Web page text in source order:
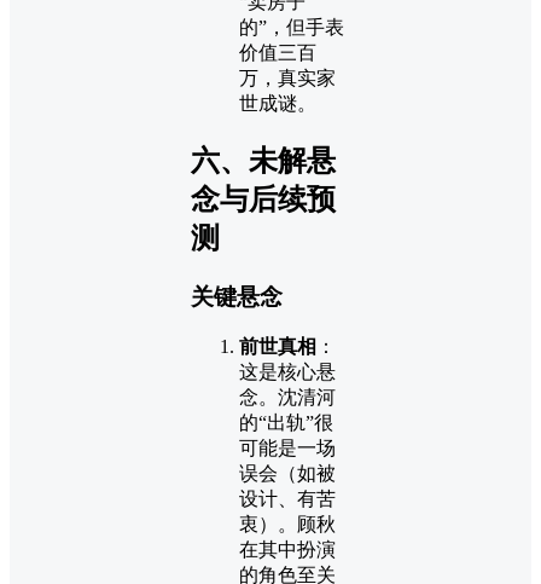
的”，但手表
价值三百
万，真实家
世成谜。
六、未解悬
念与后续预
测
关键悬念
前世真相 ：
这是核心悬
念。沈清河
的“出轨”很
可能是一场
误会（如被
设计、有苦
衷）。顾秋
在其中扮演
的角色至关